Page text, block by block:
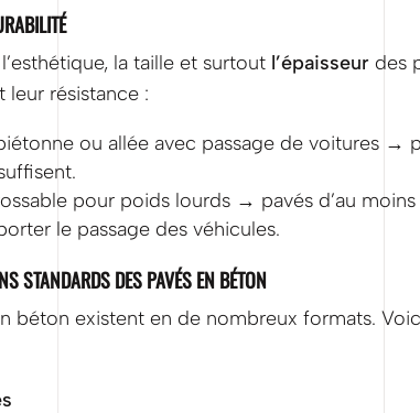
la taille et surtout l’épaisseur des
leur résistance :
ou allée avec passage de voitures →
pour poids lourds → pavés d’au
le passage des véhicules.
STANDARDS DES PAVÉS EN BÉTON
béton existent en de nombreux formats.